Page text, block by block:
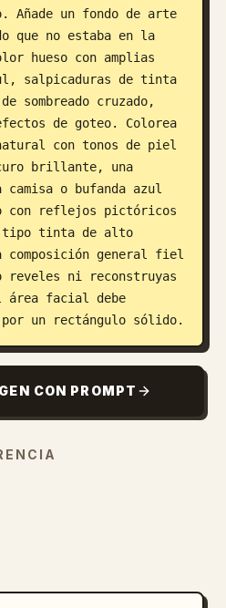
un fondo de arte
que no estaba en la
hueso con amplias
salpicaduras de tinta
sombreado cruzado,
de goteo. Colorea
con tonos de piel
brillante, una
camisa o bufanda azul
con reflejos pictóricos
tipo tinta de alto
composición general fiel
ni reconstruyas
facial debe
por un rectángulo sólido.
CON PROMPT